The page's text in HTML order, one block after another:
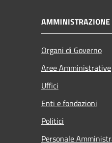
AMMINISTRAZIONE
Organi di Governo
Aree Amministrative
Uffici
Enti e fondazioni
Politici
Personale